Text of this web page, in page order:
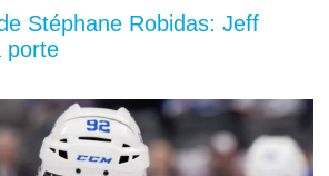
Stéphane Robidas: Jeff
porte